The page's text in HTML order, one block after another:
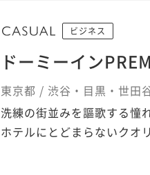
ビジネス
ドーミーイン
東京都 / 渋谷・目黒・世田
洗練の街並みを謳歌する
ホテルにとどまらないクオ